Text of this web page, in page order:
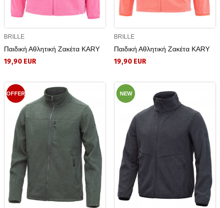
BRILLE
Παιδική Αθλητική Ζακέτα KARY
19,90 EUR
BRILLE
Παιδική Αθλητική Ζακέτα KARY
19,90 EUR
OFFER NEW